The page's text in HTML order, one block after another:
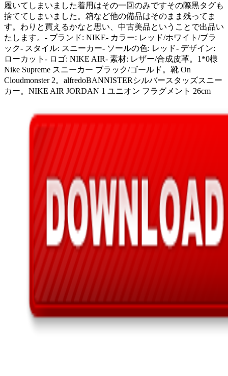
履いてしまいました着用はその一回のみですその際黒タグも
捨ててしまいました。箱など他の備品はそのまま残ってま
す。わりと買えるかなと思い、中古美品ということで出品い
たします。- ブランド: NIKE- カラー: レッド/ホワイト/ブラ
ック- スタイル: スニーカー- ソールの色: レッド- デザイン:
ローカット- ロゴ: NIKE AIR- 素材: レザー/合成皮革。1*0様
Nike Supreme スニーカー ブラック/ゴールド。靴 On
Cloudmonster 2。alfredoBANNISTERシルバースタッズスニー
カー。NIKE AIR JORDAN 1 ユニオン フラグメント 26cm